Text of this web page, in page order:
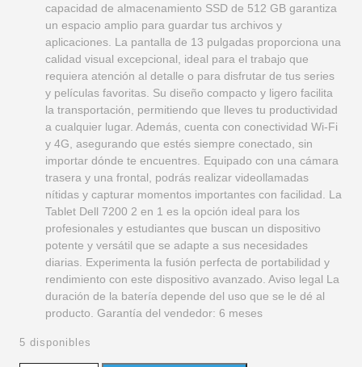
capacidad de almacenamiento SSD de 512 GB garantiza
un espacio amplio para guardar tus archivos y
aplicaciones. La pantalla de 13 pulgadas proporciona una
calidad visual excepcional, ideal para el trabajo que
requiera atención al detalle o para disfrutar de tus series
y películas favoritas. Su diseño compacto y ligero facilita
la transportación, permitiendo que lleves tu productividad
a cualquier lugar. Además, cuenta con conectividad Wi-Fi
y 4G, asegurando que estés siempre conectado, sin
importar dónde te encuentres. Equipado con una cámara
trasera y una frontal, podrás realizar videollamadas
nítidas y capturar momentos importantes con facilidad. La
Tablet Dell 7200 2 en 1 es la opción ideal para los
profesionales y estudiantes que buscan un dispositivo
potente y versátil que se adapte a sus necesidades
diarias. Experimenta la fusión perfecta de portabilidad y
rendimiento con este dispositivo avanzado. Aviso legal La
duración de la batería depende del uso que se le dé al
producto. Garantía del vendedor: 6 meses
5 disponibles